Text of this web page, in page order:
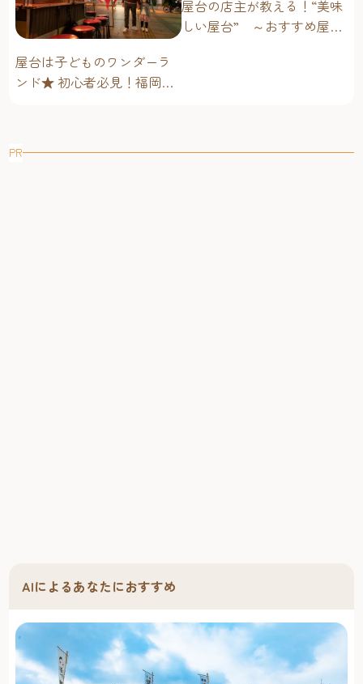
屋台は子どものワンダーラ
ンド★ 初心者必見！福岡博
屋台の店主が教える！“美味
しい屋台” ～おすすめ屋台
PR
AIによるあなたにおすすめ